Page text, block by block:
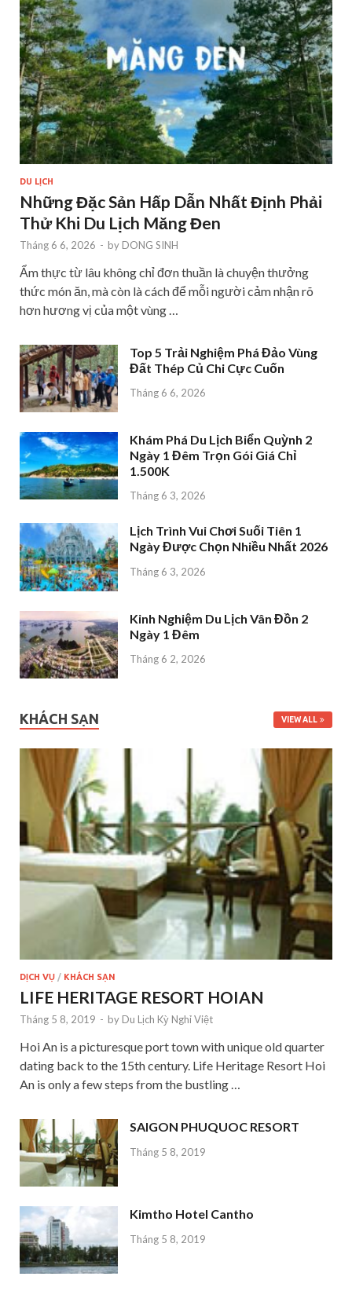
DU LỊCH
Những Đặc Sản Hấp Dẫn Nhất Định Phải
Thử Khi Du Lịch Măng Đen
Tháng 6 6, 2026 - by DONG SINH
Ẩm thực từ lâu không chỉ đơn thuần là chuyện thưởng
thức món ăn, mà còn là cách để mỗi người cảm nhận rõ
hơn hương vị của một vùng …
Top 5 Trải Nghiệm Phá Đảo Vùng
Đất Thép Củ Chi Cực Cuốn
Tháng 6 6, 2026
Khám Phá Du Lịch Biển Quỳnh 2
Ngày 1 Đêm Trọn Gói Giá Chỉ
1.500K
Tháng 6 3, 2026
Lịch Trình Vui Chơi Suối Tiên 1
Ngày Được Chọn Nhiều Nhất 2026
Tháng 6 3, 2026
Kinh Nghiệm Du Lịch Vân Đồn 2
Ngày 1 Đêm
Tháng 6 2, 2026
KHÁCH SẠN VIEW ALL
DỊCH VỤ / KHÁCH SẠN
LIFE HERITAGE RESORT HOIAN
Tháng 5 8, 2019 - by Du Lịch Kỳ Nghỉ Việt
Hoi An is a picturesque port town with unique old quarter
dating back to the 15th century. Life Heritage Resort Hoi
An is only a few steps from the bustling …
SAIGON PHUQUOC RESORT
Tháng 5 8, 2019
Kimtho Hotel Cantho
Tháng 5 8, 2019